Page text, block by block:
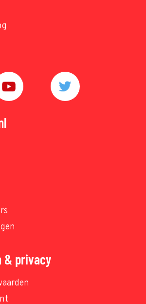
& privacy